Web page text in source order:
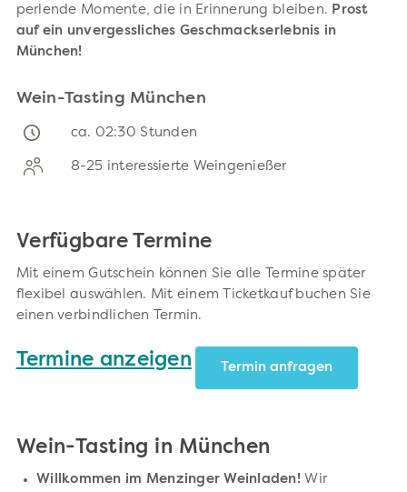
perlende Momente, die in Erinnerung bleiben. Prost
auf ein unvergessliches Geschmackserlebnis in
München!
Wein-Tasting München
ca. 02:30 Stunden
8-25 interessierte Weingenießer
Verfügbare Termine
Mit einem Gutschein können Sie alle Termine später
flexibel auswählen. Mit einem Ticketkauf buchen Sie
einen verbindlichen Termin.
Termine anzeigen Termin anfragen
Wein-Tasting in München
Willkommen im Menzinger Weinladen!Wir